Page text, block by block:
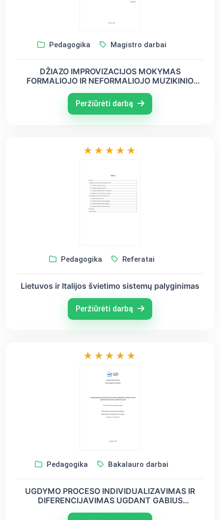
Pedagogika Magistro darbai
DŽIAZO IMPROVIZACIJOS MOKYMAS
FORMALIOJO IR NEFORMALIOJO MUZIKINIO
Peržiūrėti darbą
Pedagogika Referatai
Lietuvos ir Italijos švietimo sistemų palyginimas
Peržiūrėti darbą
Pedagogika Bakalauro darbai
UGDYMO PROCESO INDIVIDUALIZAVIMAS IR
DIFERENCIJAVIMAS UGDANT GABIUS